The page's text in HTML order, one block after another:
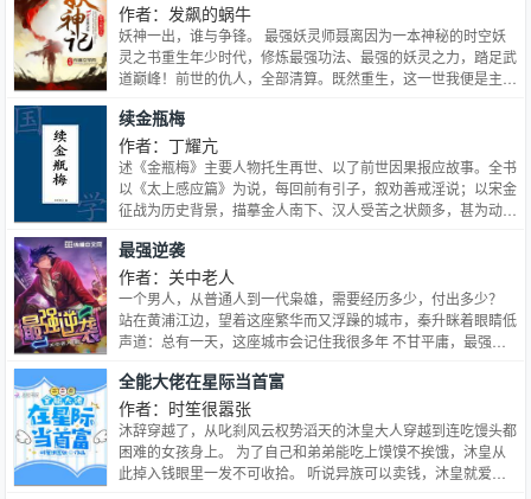
作者：发飙的蜗牛
妖神一出，谁与争锋。 最强妖灵师聂离因为一本神秘的时空妖
灵之书重生年少时代，修炼最强功法、最强的妖灵之力，踏足武
道巅峰！前世的仇人，全部清算。既然重生，这一世我便是主宰
续金瓶梅
作者：丁耀亢
述《金瓶梅》主要人物托生再世、以了前世因果报应故事。全书
以《太上感应篇》为说，每回前有引子，叙劝善戒淫说；以宋金
征战为历史背景，描摹金人南下、汉人受苦之状颇多，甚为动
陕西人民出版社本《续金瓶梅》，平装全一册。康熙年间，有人
（今佚其名）汰除有碍清室内容，改易人名，整合情节成四十八
回，以《隔帘花影》为名面世，但因所涉床帏秘事，被目为“淫
词小说”而遭禁。
最强逆袭
作者：关中老人
一个男人，从普通人到一代枭雄，需要经历多少，付出多少？
站在黄浦江边，望着这座繁华而又浮躁的城市，秦升眯着眼睛低
声道：总有一天，这座城市会记住我很多年 不甘平庸，最强逆
全能大佬在星际当首富
作者：时笙很嚣张
沐辞穿越了，从叱刹风云权势滔天的沐皇大人穿越到连吃馒头都
困难的女孩身上。 为了自己和弟弟能吃上馍馍不挨饿，沐皇从
此掉入钱眼里一发不可收拾。 听说异族可以卖钱，沐皇就爱上